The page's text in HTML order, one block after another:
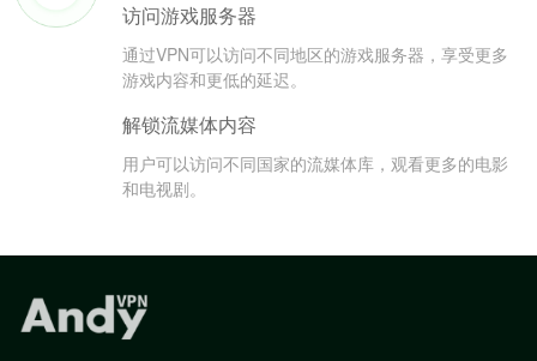
访问游戏服务器
通过VPN可以访问不同地区的游戏服务器，享受更多
游戏内容和更低的延迟。
解锁流媒体内容
用户可以访问不同国家的流媒体库，观看更多的电影
和电视剧。